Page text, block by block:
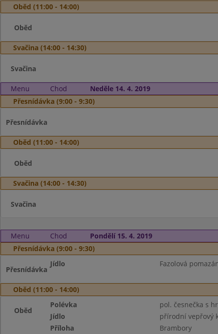
Oběd (11:00 - 14:00)
Oběd
Svačina (14:00 - 14:30)
Svačina
Menu Chod
Neděle 14. 4. 2019
Přesnídávka (9:00 - 9:30)
Přesnídávka
Oběd (11:00 - 14:00)
Oběd
Svačina (14:00 - 14:30)
Svačina
Menu Chod
Pondělí 15. 4. 2019
Přesnídávka (9:00 - 9:30)
Přesnídávka
Jídlo Fazolová
Oběd (11:00 - 14:00)
Oběd
Polévka
pol. česnečka s
Jídlo
přírodní vepřový
Příloha
Brambory